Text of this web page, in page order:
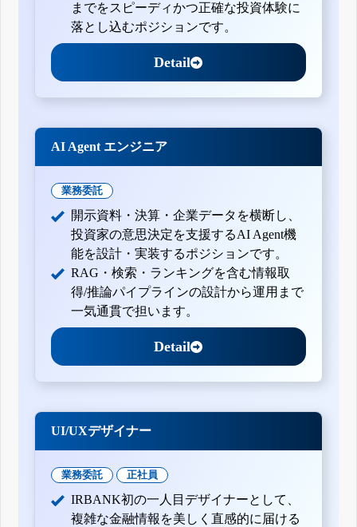
までをスピーディかつ正確な投資体験に
落とし込むポジションです。
Detail
AI Agent エンジニア
業務委託
開示資料・決算・企業データを横断し、
投資家の意思決定を支援するAI Agent機
能を設計・実装するポジションです。
RAG・検索・ランキングを含む情報取
得/推論パイプラインの設計から運用まで
一気通貫で担います。
Detail
UI/UXデザイナー
業務委託 正社員
IRBANK初の一人目デザイナーとして、
複雑な金融情報を美しく直感的に届ける